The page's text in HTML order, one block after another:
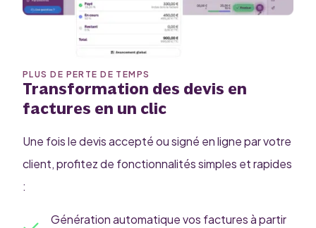
PLUS DE PERTE DE TEMPS
Transformation des devis en
factures en un clic
Une fois le devis accepté ou signé en ligne par votre
client, profitez de fonctionnalités simples et rapides
:
Génération automatique vos factures à partir